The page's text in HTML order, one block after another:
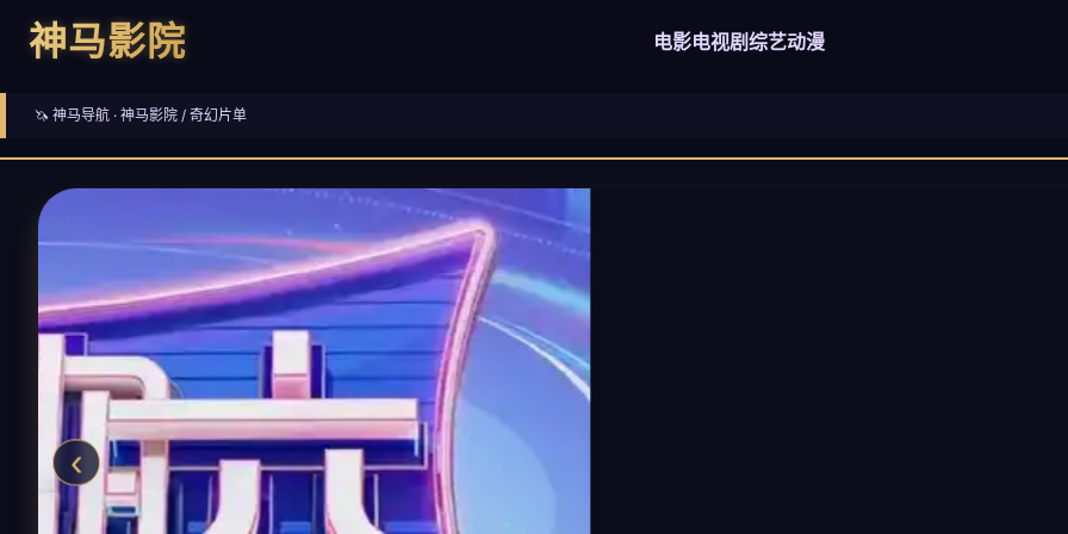
神马影院 电影电视剧综艺动漫
🦄 神马导航 · 神马影院 / 奇幻片单
‹